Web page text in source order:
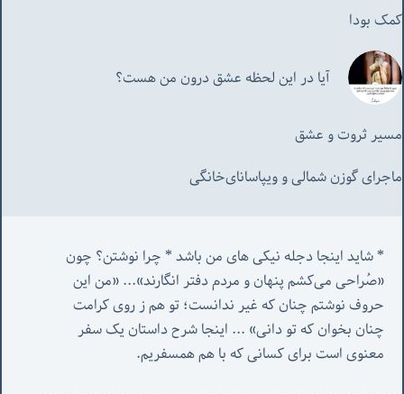
کمک بودا
آیا در این لحظه عشق درون من هست؟
مسیر ثروت و عشق
ماجرای گوزن شمالی و‌ ویپاسانای‌خانگی
«صُراحی می‌کشم پنهان‌ و مردم‌ دفتر انگارند»... «
چنان بخوان که تو دانی» ...
معنوی است برای کسانی که با هم همسفریم.